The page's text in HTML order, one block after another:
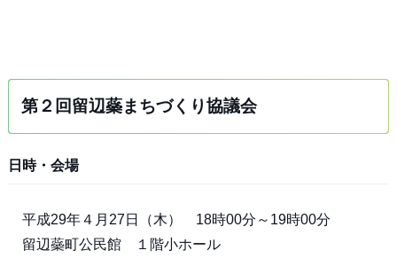
第２回留辺蘂まちづくり協議会
日時・会場
平成29年４月27日（木） 18時00分～19時00分
留辺蘂町公民館 １階小ホール